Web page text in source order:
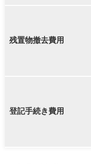
残置物撤去費用
登記手続き費用